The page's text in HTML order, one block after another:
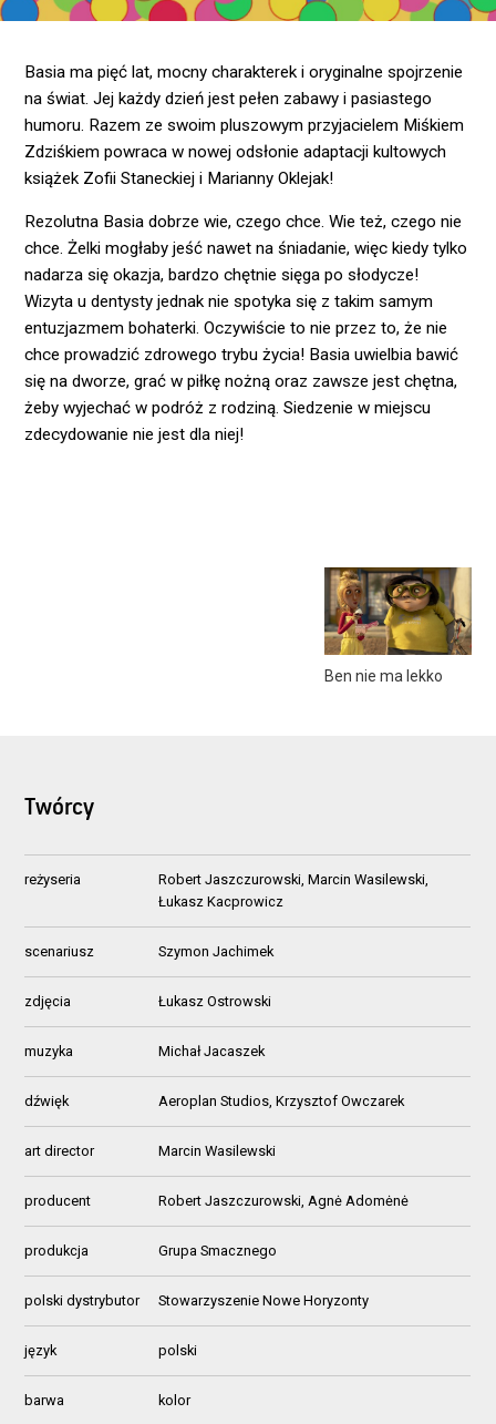
Ben nie ma lekko
Basia ma pięć lat, mocny charakterek i oryginalne spojrzenie
na świat. Jej każdy dzień jest pełen zabawy i pasiastego
humoru. Razem ze swoim pluszowym przyjacielem Miśkiem
Zdziśkiem powraca w nowej odsłonie adaptacji kultowych
książek Zofii Staneckiej i Marianny Oklejak!
Rezolutna Basia dobrze wie, czego chce. Wie też, czego nie
chce. Żelki mogłaby jeść nawet na śniadanie, więc kiedy tylko
nadarza się okazja, bardzo chętnie sięga po słodycze!
Wizyta u dentysty jednak nie spotyka się z takim samym
entuzjazmem bohaterki. Oczywiście to nie przez to, że nie
chce prowadzić zdrowego trybu życia! Basia uwielbia bawić
się na dworze, grać w piłkę nożną oraz zawsze jest chętna,
żeby wyjechać w podróż z rodziną. Siedzenie w miejscu
zdecydowanie nie jest dla niej!
Twórcy
reżyseria
Robert Jaszczurowski, Marcin Wasilewski,
Łukasz Kacprowicz
scenariusz Szymon Jachimek
zdjęcia Łukasz Ostrowski
muzyka Michał Jacaszek
dźwięk Aeroplan Studios, Krzysztof Owczarek
art director Marcin Wasilewski
producent Robert Jaszczurowski, Agnė Adomėnė
produkcja Grupa Smacznego
polski dystrybutor Stowarzyszenie Nowe Horyzonty
język polski
barwa kolor